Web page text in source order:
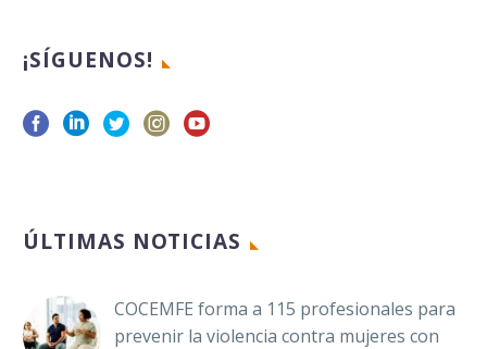
¡SÍGUENOS!
ÚLTIMAS NOTICIAS
COCEMFE forma a 115 profesionales para
prevenir la violencia contra mujeres con